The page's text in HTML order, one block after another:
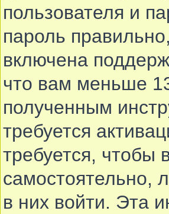
пользователя и
пароль
включена
что вам меньше
полученным
требуется
требуется, чтобы
самостоятельно,
в них войти. Эта